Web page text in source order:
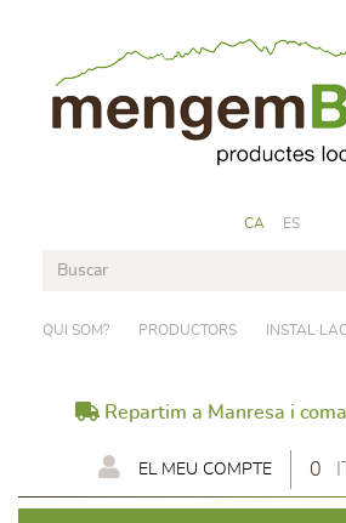
CA ES
QUI SOM? PRODUCTORS
Repartim a Manresa i
0
EL MEU COMPTE